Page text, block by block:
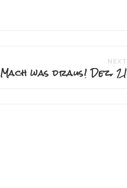
NEXT
Mach was draus! Dez. 21